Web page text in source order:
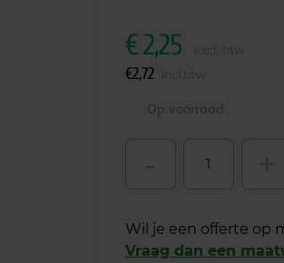
€2,25
€2,72
Op voorraad
Wil je een offerte op
Vraag dan een